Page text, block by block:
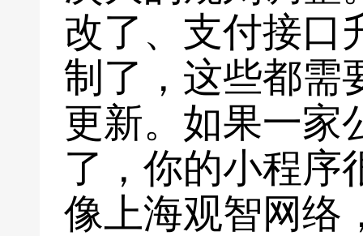
改了、支付接口
制了，这些都需
更新。如果一家
了，你的小程序
像上海观智网络